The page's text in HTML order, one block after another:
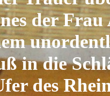
der
in die
des